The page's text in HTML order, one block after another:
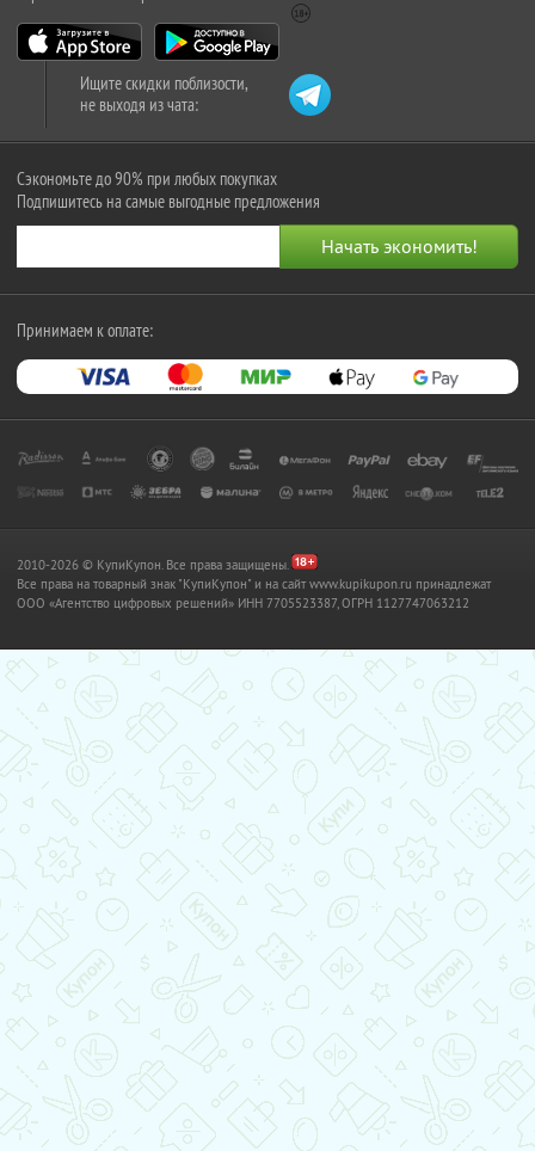
Ищите скидки поблизости,
не выходя из чата:
Сэкономьте до 90% при любых покупках
Подпишитесь на самые выгодные предложения
Принимаем к оплате:
2010-2026 © КупиКупон. Все права защищены.
Все права на товарный знак "КупиКупон" и на сайт www.kupikupon.ru принадлежат
OOO «Агентство цифровых решений» ИНН 7705523387, ОГРН 1127747063212